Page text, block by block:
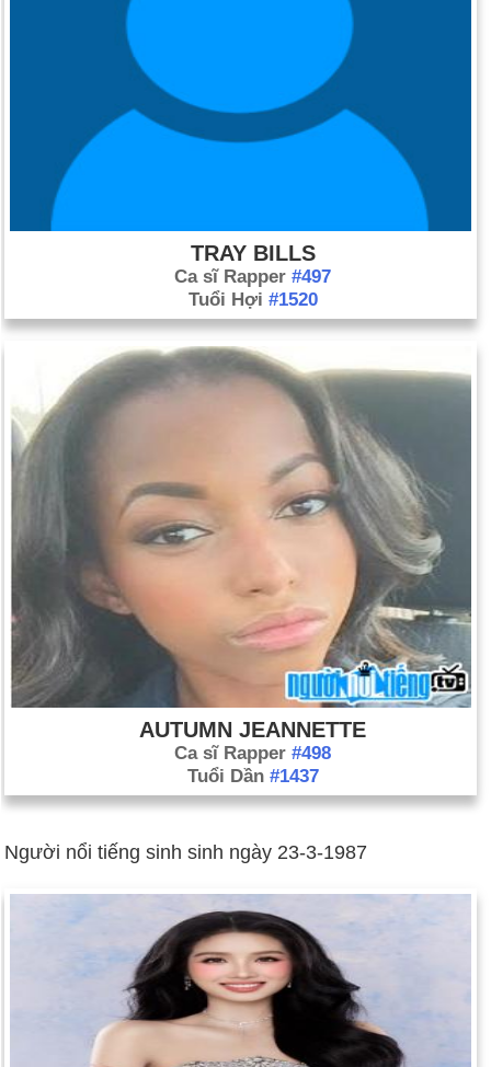
TRAY BILLS
Ca sĩ Rapper #497
Tuổi Hợi #1520
AUTUMN JEANNETTE
Ca sĩ Rapper #498
Tuổi Dần #1437
Người nổi tiếng sinh sinh ngày 23-3-1987